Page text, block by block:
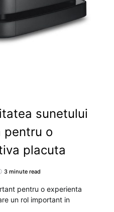
sunetului
pentru o
placuta
3 minute read
pentru o experienta
un rol important in